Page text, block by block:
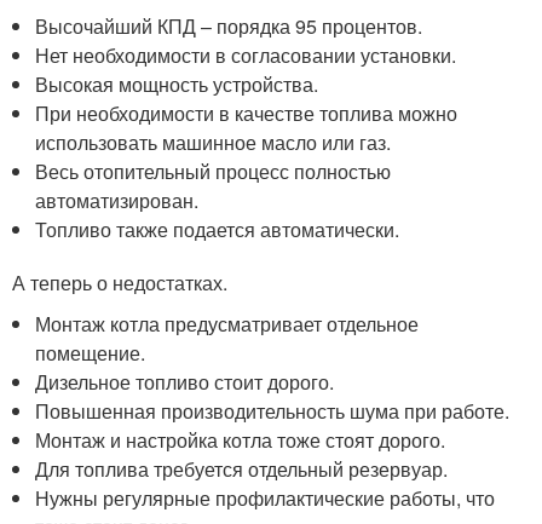
Высочайший КПД – порядка 95 процентов.
Нет необходимости в согласовании установки.
Высокая мощность устройства.
При необходимости в качестве топлива можно
использовать машинное масло или газ.
Весь отопительный процесс полностью
автоматизирован.
Топливо также подается автоматически.
А теперь о недостатках.
Монтаж котла предусматривает отдельное
помещение.
Дизельное топливо стоит дорого.
Повышенная производительность шума при работе.
Монтаж и настройка котла тоже стоят дорого.
Для топлива требуется отдельный резервуар.
Нужны регулярные профилактические работы, что